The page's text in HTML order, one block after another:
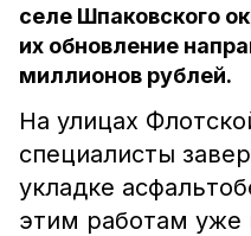
селе Шпаковского
их обновление
миллионов рублей.
На улицах
специалисты
укладке
этим работам уже